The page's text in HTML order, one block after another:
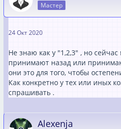
Мастер
24 Окт 2020
Не знаю как у "1,2,3" , но
принимают назад или
они это для того, чтобы
Как конкретно у тех или иных
спрашивать .
Alexenja